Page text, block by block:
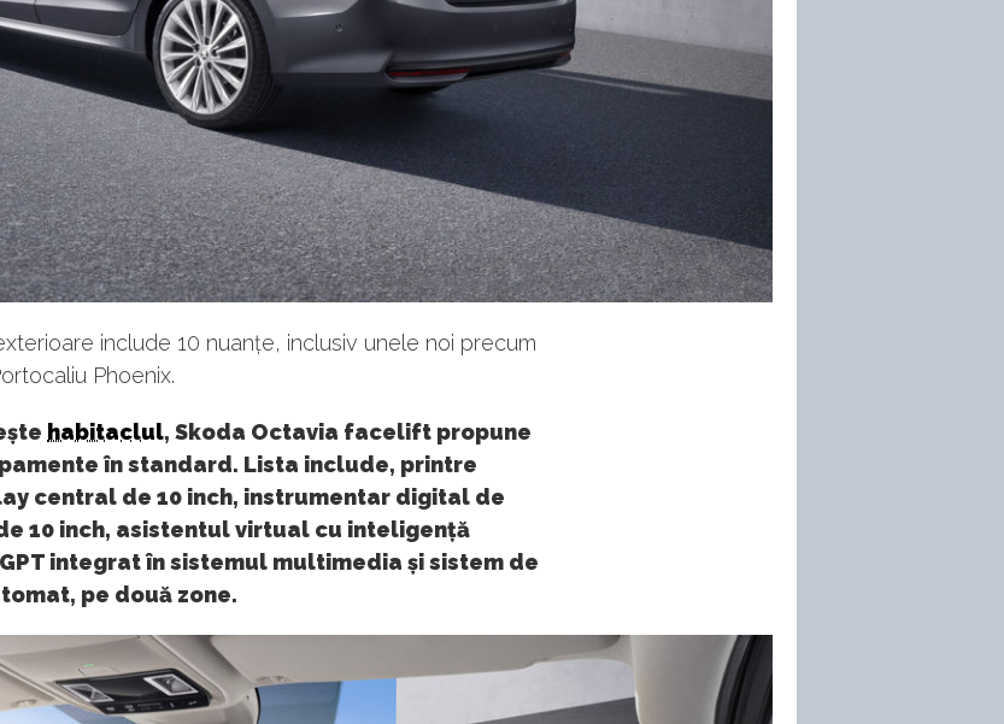
include 10 nuanțe, inclusiv unele noi precum
Phoenix.
habitaclul, Skoda Octavia facelift propune
în standard. Lista include, printre
central de 10 inch, instrumentar digital de
10 inch, asistentul virtual cu inteligență
integrat în sistemul multimedia și sistem de
pe două zone.